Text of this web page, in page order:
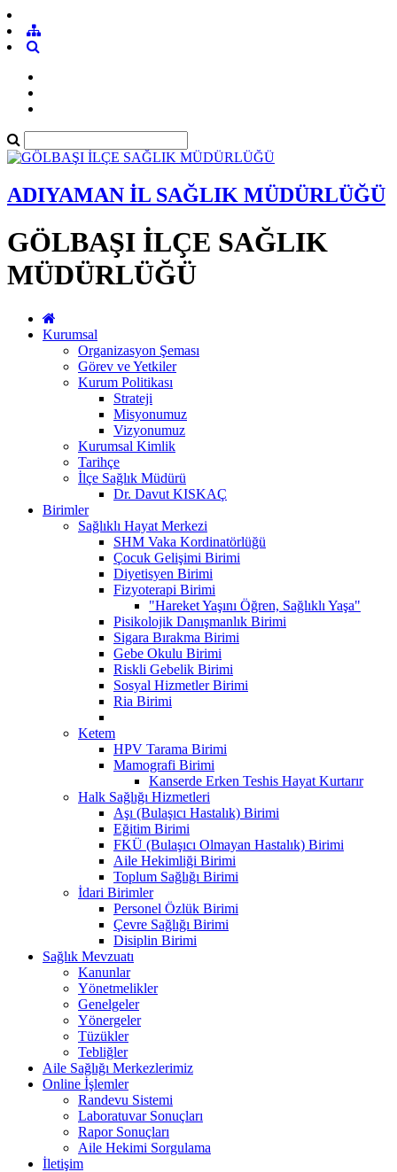
ADIYAMAN İL SAĞLIK MÜDÜRLÜĞÜ
GÖLBAŞI İLÇE SAĞLIK
MÜDÜRLÜĞÜ
Kurumsal
Organizasyon Şeması
Görev ve Yetkiler
Kurum Politikası
Strateji
Misyonumuz
Vizyonumuz
Kurumsal Kimlik
Tarihçe
İlçe Sağlık Müdürü
Dr. Davut KISKAÇ
Birimler
Sağlıklı Hayat Merkezi
SHM Vaka Kordinatörlüğü
Çocuk Gelişimi Birimi
Diyetisyen Birimi
Fizyoterapi Birimi
"Hareket Yaşını Öğren, Sağlıklı Yaşa"
Pisikolojik Danışmanlık Birimi
Sigara Bırakma Birimi
Gebe Okulu Birimi
Riskli Gebelik Birimi
Sosyal Hizmetler Birimi
Ria Birimi
Ketem
HPV Tarama Birimi
Mamografi Birimi
Kanserde Erken Teshis Hayat Kurtarır
Halk Sağlığı Hizmetleri
Aşı (Bulaşıcı Hastalık) Birimi
Eğitim Birimi
FKÜ (Bulaşıcı Olmayan Hastalık) Birimi
Aile Hekimliği Birimi
Toplum Sağlığı Birimi
İdari Birimler
Personel Özlük Birimi
Çevre Sağlığı Birimi
Disiplin Birimi
Sağlık Mevzuatı
Kanunlar
Yönetmelikler
Genelgeler
Yönergeler
Tüzükler
Tebliğler
Aile Sağlığı Merkezlerimiz
Online İşlemler
Randevu Sistemi
Laboratuvar Sonuçları
Rapor Sonuçları
Aile Hekimi Sorgulama
İletişim